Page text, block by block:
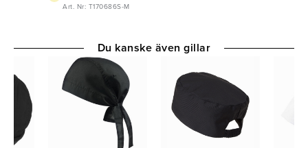
Art. Nr: T170686S-M
Du kanske även gillar